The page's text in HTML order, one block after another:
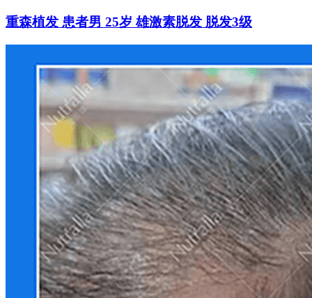
重森植发 患者男 25岁 雄激素脱发 脱发3级